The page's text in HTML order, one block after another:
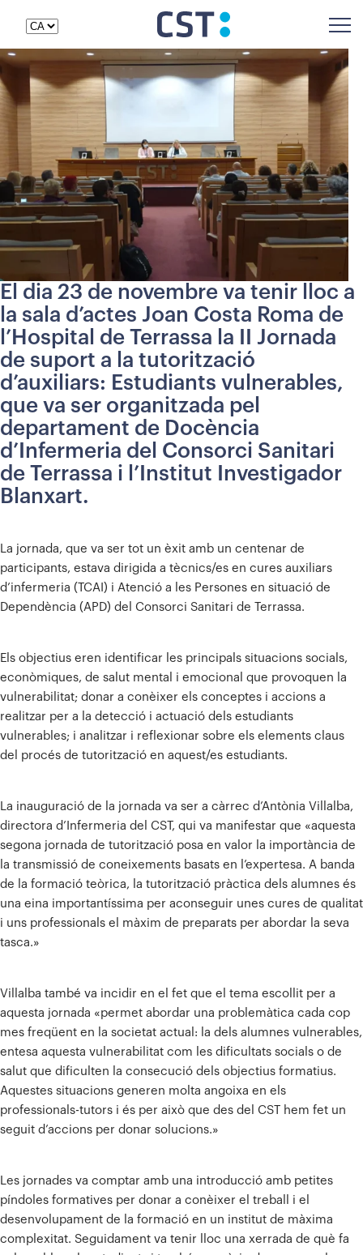
El dia 23 de novembre va tenir lloc a
la sala d’actes Joan Costa Roma de
l’Hospital de Terrassa la II Jornada
de suport a la tutorització
d’auxiliars: Estudiants vulnerables,
que va ser organitzada pel
departament de Docència
d’Infermeria del Consorci Sanitari
de Terrassa i l’Institut Investigador
Blanxart.
La jornada, que va ser tot un èxit amb un centenar de
participants, estava dirigida a tècnics/es en cures auxiliars
d’infermeria (TCAI) i Atenció a les Persones en situació de
Dependència (APD) del Consorci Sanitari de Terrassa.
Els objectius eren identificar les principals situacions socials,
econòmiques, de salut mental i emocional que provoquen la
vulnerabilitat; donar a conèixer els conceptes i accions a
realitzar per a la detecció i actuació dels estudiants
vulnerables; i analitzar i reflexionar sobre els elements claus
del procés de tutorització en aquest/es estudiants.
La inauguració de la jornada va ser a càrrec d’Antònia Villalba,
directora d’Infermeria del CST, qui va manifestar que «aquesta
segona jornada de tutorització posa en valor la importància de
la transmissió de coneixements basats en l’expertesa. A banda
de la formació teòrica, la tutorització pràctica dels alumnes és
una eina importantíssima per aconseguir unes cures de qualitat
i uns professionals el màxim de preparats per abordar la seva
tasca.»
Villalba també va incidir en el fet que el tema escollit per a
aquesta jornada «permet abordar una problemàtica cada cop
mes freqüent en la societat actual: la dels alumnes vulnerables,
entesa aquesta vulnerabilitat com les dificultats socials o de
salut que dificulten la consecució dels objectius formatius.
Aquestes situacions generen molta angoixa en els
professionals-tutors i és per això que des del CST hem fet un
seguit d’accions per donar solucions.»
Les jornades va comptar amb una introducció amb petites
píndoles formatives per donar a conèixer el treball i el
desenvolupament de la formació en un institut de màxima
complexitat. Seguidament va tenir lloc una xerrada de què fa